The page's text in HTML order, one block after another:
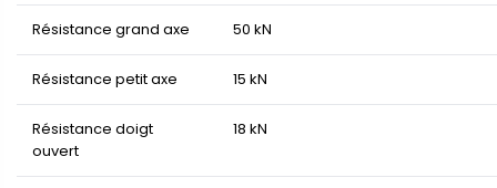
Résistance grand axe 50 kN
Résistance petit axe 15 kN
Résistance doigt
ouvert
18 kN